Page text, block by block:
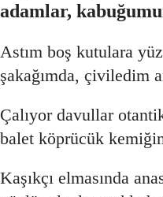
adamlar,
Astım boş kutulara
şakağımda, çiviledim
Çalıyor davullar
balet köprücük
Kaşıkçı elmasında